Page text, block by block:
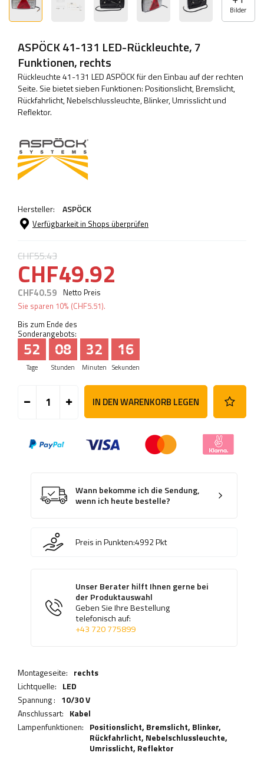
Bilder
ASPÖCK 41-131 LED-Rückleuchte, 7
Funktionen, rechts
Rückleuchte 41-131 LED ASPÖCK für den Einbau auf der rechten
Seite. Sie bietet sieben Funktionen: Positionslicht, Bremslicht,
Rückfahrlicht, Nebelschlussleuchte, Blinker, Umrisslicht und
Reflektor.
Hersteller: ASPÖCK
Verfügbarkeit in Shops überprüfen
CHF55.43
CHF49.92
CHF40.59 Netto Preis
Sie sparen 10% (CHF5.51).
Bis zum Ende des
Sonderangebots:
Tage
52
Stunden
08
Minuten
32
Sekunden
15
IN DEN WARENKORB LEGEN
Wann bekomme ich die Sendung,
wenn ich heute bestelle?
Preis in Punkten:4992Pkt
Unser Berater hilft Ihnen gerne bei
der Produktauswahl
Geben Sie Ihre Bestellung
telefonisch auf:
+43 720 775899
Montageseite: rechts
Lichtquelle: LED
Spannung : 10/30 V
Anschlussart: Kabel
Lampenfunktionen: Positionslicht, Bremslicht, Blinker,
Rückfahrlicht, Nebelschlussleuchte,
Umrisslicht, Reflektor